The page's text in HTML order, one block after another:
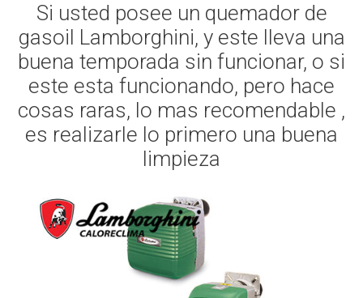
Si usted posee un quemador de
gasoil Lamborghini, y este lleva una
buena temporada sin funcionar, o si
este esta funcionando, pero hace
cosas raras, lo mas recomendable ,
es realizarle lo primero una buena
limpieza